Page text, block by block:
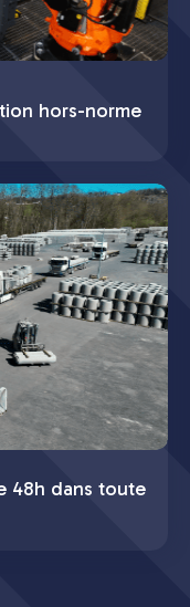
hors-norme
48h dans toute